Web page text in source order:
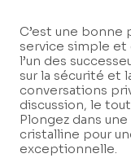
C’est une bonne
service simple
l’un des
sur la sécurité et
conversations
discussion, le
Plongez dans
cristalline pour
exceptionnelle.